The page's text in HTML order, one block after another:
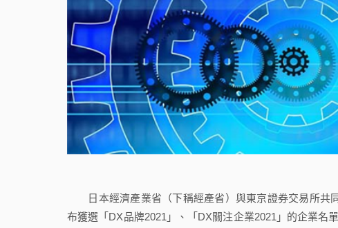
日本經濟產業省（下稱經產省）與東京證券交易所共
布獲選「DX品牌2021」、「DX關注企業2021」的企業名